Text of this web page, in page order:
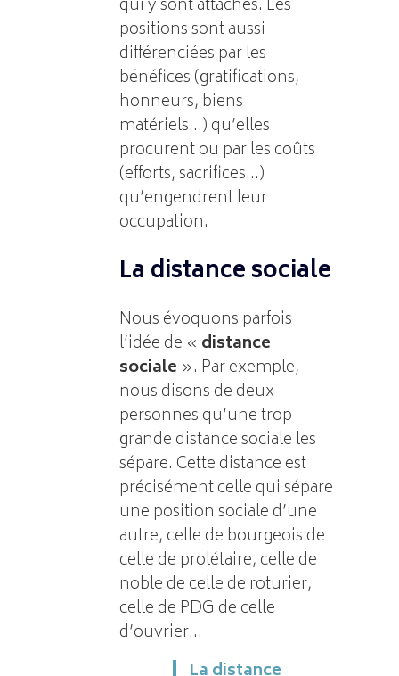
qui y sont attachés. Les
positions sont aussi
différenciées par les
bénéfices (gratifications,
honneurs, biens
matériels…) qu’elles
procurent ou par les coûts
(efforts, sacrifices…)
qu’engendrent leur
occupation.
La distance sociale
Nous évoquons parfois
l’idée de « distance
sociale ». Par exemple,
nous disons de deux
personnes qu’une trop
grande distance sociale les
sépare. Cette distance est
précisément celle qui sépare
une position sociale d’une
autre, celle de bourgeois de
celle de prolétaire, celle de
noble de celle de roturier,
celle de PDG de celle
d’ouvrier…